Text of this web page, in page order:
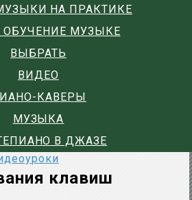
НА ПРАКТИКЕ
ОБУЧЕНИЕ МУЗЫКЕ
ВЫБРАТЬ
ВИДЕО
КАВЕРЫ
МУЗЫКА
В ДЖАЗЕ
клавиш